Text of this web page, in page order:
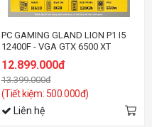
PC GAMING GLAND LION P1 I5
12400F - VGA GTX 6500 XT
12.899.000đ
13.399.000đ
(Tiết kiệm: 500.000đ)
Liên hệ